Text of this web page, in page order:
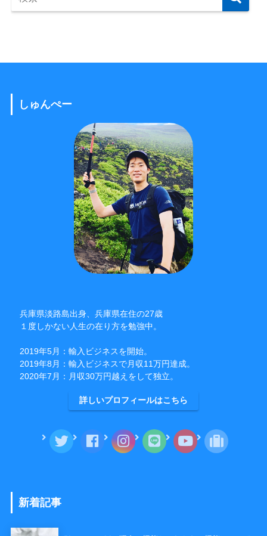
しゅんぺー
兵庫県淡路島出身、兵庫県在住の27歳
１度しかない人生の在り方を勉強中。
2019年5月：輸入ビジネスを開始。
2019年8月：輸入ビジネスで月収11万円達成。
2020年7月：月収30万円越えをして独立。
詳しいプロフィールはこちら
新着記事